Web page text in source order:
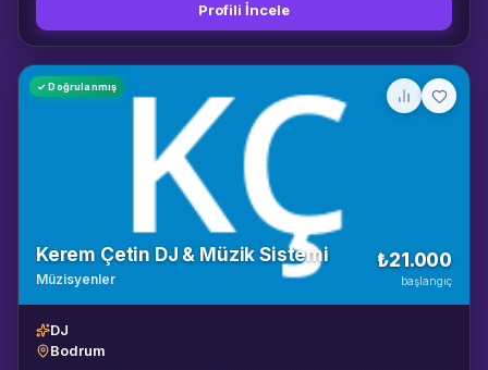
Profili İncele
✓ Doğrulanmış
Kerem Çetin DJ & Müzik Sistemi
Müzisyenler
₺21.000
başlangıç
DJ
Bodrum